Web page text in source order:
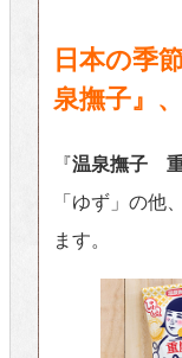
日本の季
泉撫子』
『温泉撫子
「ゆず」の他
ます。